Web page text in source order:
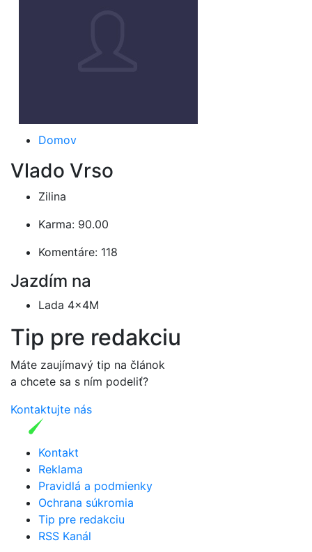
Domov
Vlado Vrso
Zilina
Karma: 90.00
Komentáre: 118
Jazdím na
Lada 4x4M
Tip pre redakciu
Máte zaujímavý tip na článok
a chcete sa s ním podeliť?
Kontaktujte nás
Kontakt
Reklama
Pravidlá a podmienky
Ochrana súkromia
Tip pre redakciu
RSS Kanál